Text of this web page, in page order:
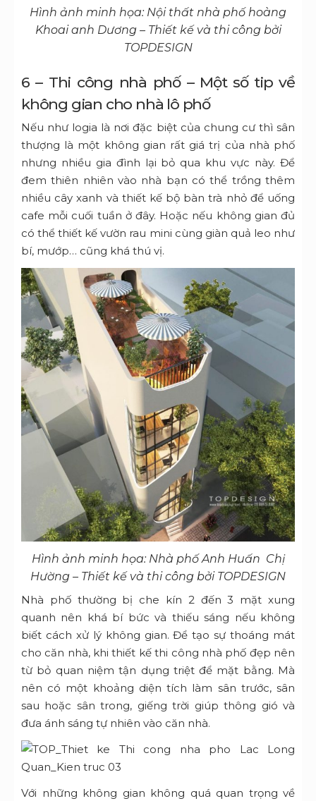
Hình ảnh minh họa: Nội thất nhà phố hoàng
Khoai anh Dương – Thiết kế và thi công bởi
TOPDESIGN
6 – Thi công nhà phố – Một số tip về
không gian cho nhà lô phố
Nếu như logia là nơi đặc biệt của chung cư thì sân
thượng là một không gian rất giá trị của nhà phố
nhưng nhiều gia đình lại bỏ qua khu vực này. Để
đem thiên nhiên vào nhà bạn có thể trồng thêm
nhiều cây xanh và thiết kế bộ bàn trà nhỏ để uống
cafe mỗi cuối tuần ở đây. Hoặc nếu không gian đủ
có thể thiết kế vườn rau mini cùng giàn quả leo như
bí, mướp… cũng khá thú vị.
Hình ảnh minh họa: Nhà phố Anh Huấn Chị
Hường – Thiết kế và thi công bởi TOPDESIGN
Nhà phố thường bị che kín 2 đến 3 mặt xung
quanh nên khá bí bức và thiếu sáng nếu không
biết cách xử lý không gian. Để tạo sự thoáng mát
cho căn nhà, khi thiết kế thi công nhà phố đẹp nên
từ bỏ quan niệm tận dụng triệt để mặt bằng. Mà
nên có một khoảng diện tích làm sân trước, sân
sau hoặc sân trong, giếng trời giúp thông gió và
đưa ánh sáng tự nhiên vào căn nhà.
Với những không gian không quá quan trọng về